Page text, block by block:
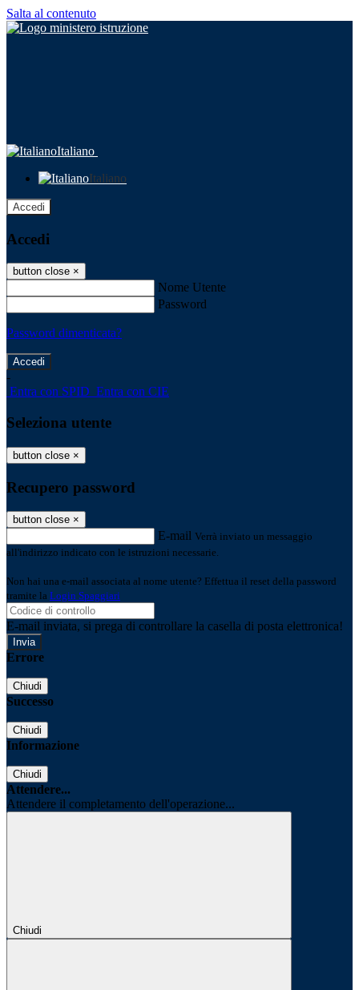
Salta al contenuto
Italiano
Italiano
Accedi
Accedi
button close ×
Nome Utente
Password
Password dimenticata?
-
Entra con SPID Entra con CIE
Seleziona utente
button close ×
Recupero password
button close ×
E-mail Verrà inviato un messaggio
all'indirizzo indicato con le istruzioni necessarie.
Non hai una e-mail associata al nome utente? Effettua il reset della password
tramite la Login Spaggiari
E-mail inviata, si prega di controllare la casella di posta elettronica!
Errore
Chiudi
Successo
Chiudi
Informazione
Chiudi
Attendere...
Attendere il completamento dell'operazione...
Chiudi